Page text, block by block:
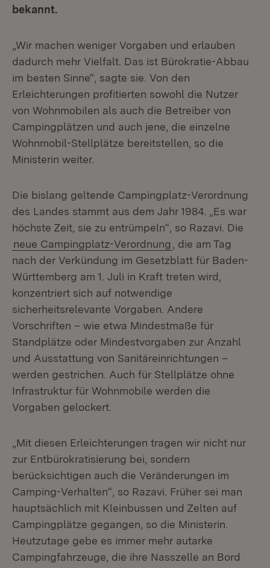
bekannt.
„Wir machen weniger Vorgaben und erlauben
dadurch mehr Vielfalt. Das ist Bürokratie-Abbau
im besten Sinne“, sagte sie. Von den
Erleichterungen profitierten sowohl die Nutzer
von Wohnmobilen als auch die Betreiber von
Campingplätzen und auch jene, die einzelne
Wohnmobil-Stellplätze bereitstellen, so die
Ministerin weiter.
Die bislang geltende Campingplatz-Verordnung
des Landes stammt aus dem Jahr 1984. „Es war
höchste Zeit, sie zu entrümpeln“, so Razavi. Die
neue Campingplatz-Verordnung
, die am Tag
nach der Verkündung im Gesetzblatt für Baden-
Württemberg am 1. Juli in Kraft treten wird,
konzentriert sich auf notwendige
sicherheitsrelevante Vorgaben. Andere
Vorschriften – wie etwa Mindestmaße für
Standplätze oder Mindestvorgaben zur Anzahl
und Ausstattung von Sanitäreinrichtungen –
werden gestrichen. Auch für Stellplätze ohne
Infrastruktur für Wohnmobile werden die
Vorgaben gelockert.
„Mit diesen Erleichterungen tragen wir nicht nur
zur Entbürokratisierung bei, sondern
berücksichtigen auch die Veränderungen im
Camping-Verhalten“, so Razavi. Früher sei man
hauptsächlich mit Kleinbussen und Zelten auf
Campingplätze gegangen, so die Ministerin.
Heutzutage gebe es immer mehr autarke
Campingfahrzeuge, die ihre Nasszelle an Bord